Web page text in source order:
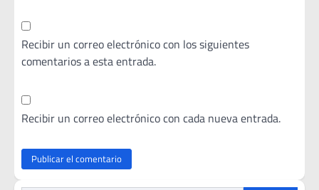
Recibir un correo electrónico con los siguientes
comentarios a esta entrada.
Recibir un correo electrónico con cada nueva entrada.